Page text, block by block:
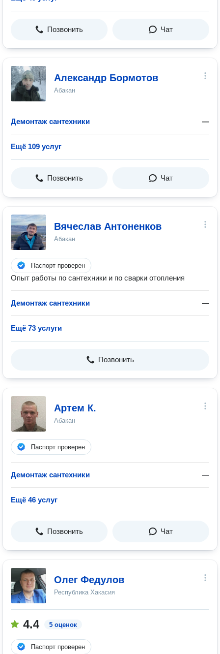
Позвонить Чат
Александр Бормотов
Абакан
Демонтаж сантехники —
Ещё 109 услуг
Позвонить Чат
Вячеслав Антоненков
Абакан
Паспорт проверен
Опыт работы по сантехники и по сварки отопления
Демонтаж сантехники —
Ещё 73 услуги
Позвонить
Артем К.
Абакан
Паспорт проверен
Демонтаж сантехники —
Ещё 46 услуг
Позвонить Чат
Олег Федулов
Республика Хакасия
4.4 5 оценок
Паспорт проверен